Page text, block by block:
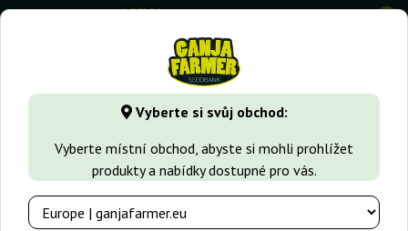
Vyberte si svůj obchod:
Vyberte místní obchod, abyste si mohli prohlížet
produkty a nabídky dostupné pro vás.
0
GanjaFarmer.cz Druhy Marihuany Jack Herer Jacky
-25%
+dárky